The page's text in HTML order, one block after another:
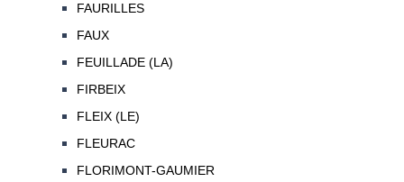
FAURILLES
FAUX
FEUILLADE (LA)
FIRBEIX
FLEIX (LE)
FLEURAC
FLORIMONT-GAUMIER